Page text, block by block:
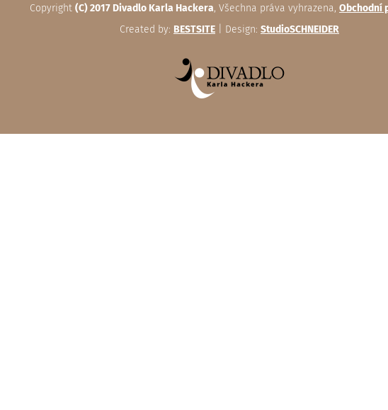
Copyright (C) 2017 Divadlo Karla Hackera, Všechna práva vyhrazena, Obchodní
Created by: BESTSITE | Design: StudioSCHNEIDER